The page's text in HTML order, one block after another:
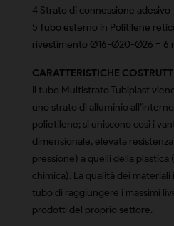
4 Strato di connessione adesivo
5 Tubo esterno in Politilene
rivestimento Ø16-Ø20-Ø26 = 6
CARATTERISTICHE
Il tubo Multistrato Tubiplast
uno strato di alluminio
polietilene; si uniscono così i
dimensionale, elevata
pressione) a quelli della plastica
chimica). La qualità dei
tubo di raggiungere i massimi
prodotti del proprio settore.